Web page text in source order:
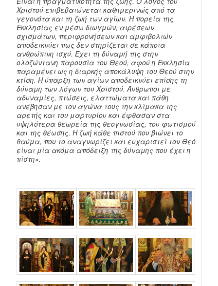
Χριστού επιβεβαιώνεται καθημερινώς από τα
γεγονότα και τη ζωή των αγίων. Η πορεία της
Εκκλησίας εν μέσω διωγμών, αιρέσεων,
σχισμάτων, περιφρονήσεων και αμφιβολιών
αποδεικνύει πως δεν στηρίζεται σε κάποια
ανθρώπινη ισχύ. Έχει τη δύναμή της στην
ολοζώντανη παρουσία του Θεού, αφού η Εκκλησία
παραμένει ως η διαρκής αποκάλυψη του Θεού στην
κτίση. Η ύπαρξη των αγίων αποδεικνύει επίσης τη
δύναμη των λόγων του Χριστού. Άνθρωποι με
αδυναμίες, πτώσεις, ελαττώματα και πάθη
ανέβησαν με τον αγώνα τους την κλίμακα της
αρετής και του μαρτυρίου και έφθασαν στα
υψηλότερα θεωρεία της θεογνωσίας, του φωτισμού
και της θέωσης. Η ζωή κάθε πιστού που βιώνει το
θαύμα, που το αναγνωρίζει και ευχαριστεί τον Θεό
είναι μία ακόμα απόδειξη της δύναμης που έχει η
πίστη».